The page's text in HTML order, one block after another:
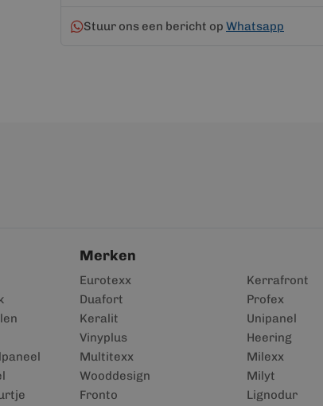
Stuur ons een bericht op Whatsapp
Merken
Eurotexx
Duafort
Keralit
Vinyplus
Multitexx
Wooddesign
Fronto
Kerrafront
Profex
Unipanel
Heering
Milexx
Milyt
Lignodur